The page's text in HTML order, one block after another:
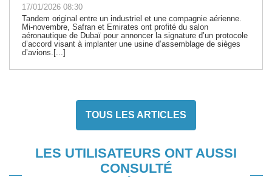
17/01/2026 08:30
Tandem original entre un industriel et une compagnie aérienne.
Mi-novembre, Safran et Emirates ont profité du salon
aéronautique de Dubaï pour annoncer la signature d’un protocole
d’accord visant à implanter une usine d’assemblage de sièges
d’avions.[...]
TOUS LES ARTICLES
LES UTILISATEURS ONT AUSSI
CONSULTÉ